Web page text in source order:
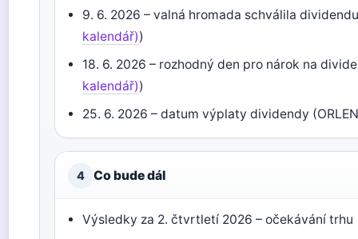
9. 6. 2026 – valná hromada schválila
kalendář))
18. 6. 2026 – rozhodný den pro nárok na
kalendář))
25. 6. 2026 – datum výplaty dividendy
4 Co bude dál
Výsledky za 2. čtvrtletí 2026 – očekávání trhu